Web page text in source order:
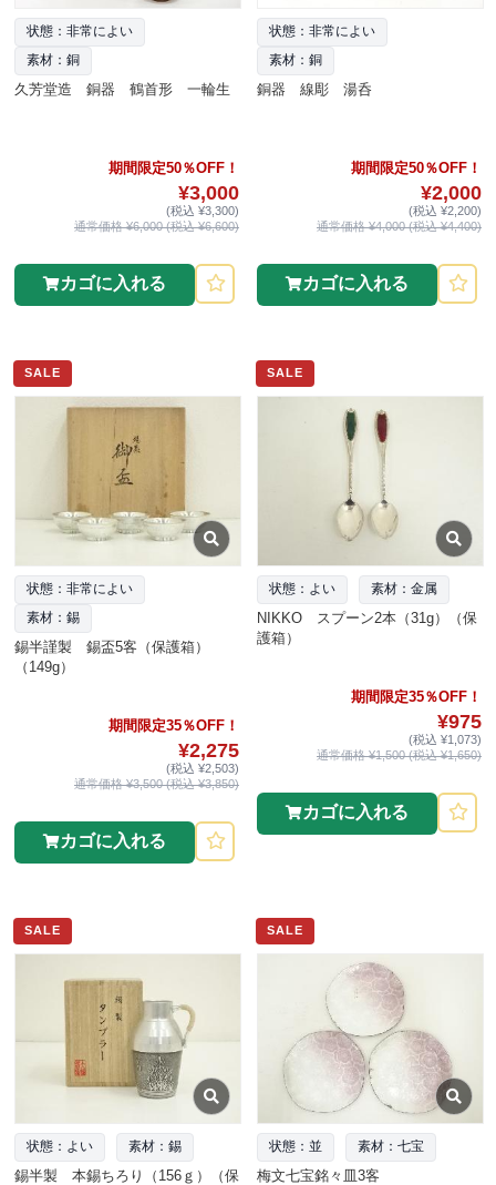
状態：非常によい
素材：銅
久芳堂造 銅器 鶴首形 一輪生
期間限定50％OFF！
¥3,000
(税込 ¥3,300)
通常価格 ¥6,000 (税込 ¥6,600)
カゴに入れる
状態：非常によい
素材：銅
銅器 線彫 湯呑
期間限定50％OFF！
¥2,000
(税込 ¥2,200)
通常価格 ¥4,000 (税込 ¥4,400)
カゴに入れる
SALE
状態：非常によい
素材：錫
錫半謹製 錫盃5客（保護箱）
（149g）
期間限定35％OFF！
¥2,275
(税込 ¥2,503)
通常価格 ¥3,500 (税込 ¥3,850)
カゴに入れる
SALE
状態：よい 素材：金属
NIKKO スプーン2本（31g）（保
護箱）
期間限定35％OFF！
¥975
(税込 ¥1,073)
通常価格 ¥1,500 (税込 ¥1,650)
カゴに入れる
SALE
状態：よい 素材：錫
錫半製 本錫ちろり（156ｇ）（保
SALE
状態：並 素材：七宝
梅文七宝銘々皿3客